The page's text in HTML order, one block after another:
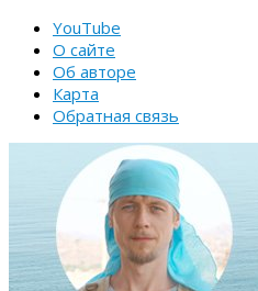
YouTube
О сайте
Об авторе
Карта
Обратная связь